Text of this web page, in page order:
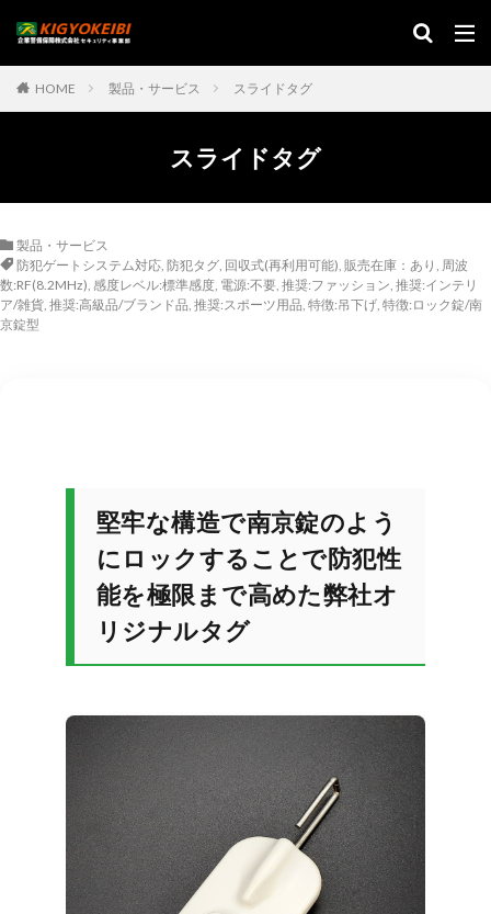
HOME 製品・サービス スライドタグ
スライドタグ
製品・サービス
防犯ゲートシステム対応, 防犯タグ, 回収式(再利用可能), 販売在庫：あり , 周波
数:RF(8.2MHz), 感度レベル:標準感度, 電源:不要, 推奨:ファッション, 推奨:インテリ
ア/雑貨, 推奨:高級品/ブランド品, 推奨:スポーツ用品, 特徴:吊下げ, 特徴:ロック錠/南
京錠型
堅牢な構造で南京錠のよう
にロックすることで防犯性
能を極限まで高めた弊社オ
リジナルタグ